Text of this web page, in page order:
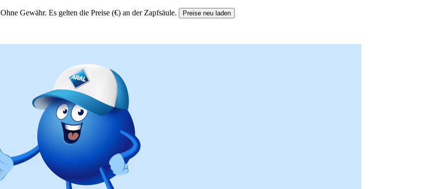
Ohne Gewähr. Es gelten die Preise (€) an der Zapfsäule. Preise neu laden